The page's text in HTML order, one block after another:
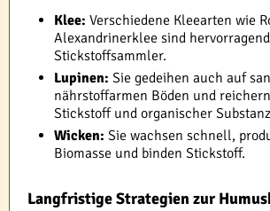
Klee: Verschiedene Kleearten wie
Alexandrinerklee sind
Stickstoffsammler.
Lupinen: Sie gedeihen auch auf
nährstoffarmen Böden und
Stickstoff und organischer
Wicken: Sie wachsen schnell,
Biomasse und binden Stickstoff.
Langfristige Strategien zur